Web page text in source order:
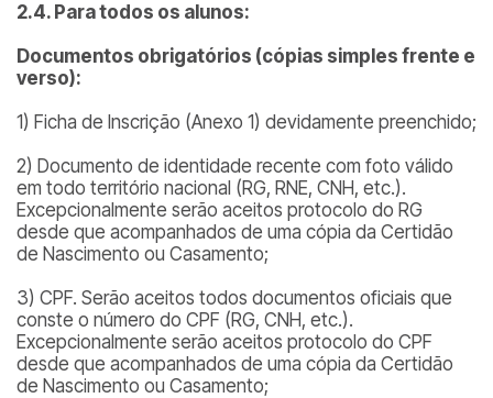
2.4. Para todos os alunos:
Documentos obrigatórios (cópias simples frente e
verso):
1) Ficha de Inscrição (Anexo 1) devidamente preenchido;
2) Documento de identidade recente com foto válido
em todo território nacional (RG, RNE, CNH, etc.).
Excepcionalmente serão aceitos protocolo do RG
desde que acompanhados de uma cópia da Certidão
de Nascimento ou Casamento;
3) CPF. Serão aceitos todos documentos oficiais que
conste o número do CPF (RG, CNH, etc.).
Excepcionalmente serão aceitos protocolo do CPF
desde que acompanhados de uma cópia da Certidão
de Nascimento ou Casamento;